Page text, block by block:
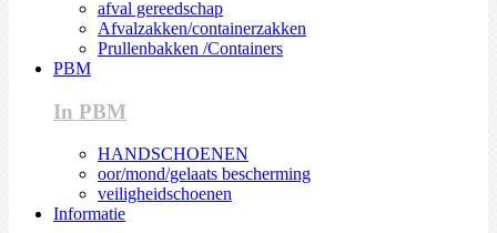
afval gereedschap
Afvalzakken/containerzakken
Prullenbakken /Containers
PBM
In PBM
HANDSCHOENEN
oor/mond/gelaats bescherming
veiligheidschoenen
Informatie